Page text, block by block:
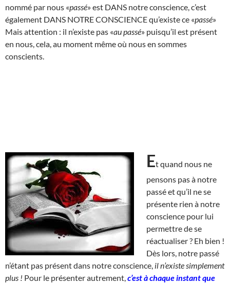
nommé par nous «passé» est DANS notre conscience, c’est
également DANS NOTRE CONSCIENCE qu’existe ce «passé»
Mais attention : il n’existe pas «au passé» puisqu’il est présent
en nous, cela, au moment même où nous en sommes
conscients.
Et quand nous ne
pensons pas à notre
passé et qu’il ne se
présente rien à notre
conscience pour lui
permettre de se
réactualiser ? Eh bien !
Dès lors, notre passé
n’étant pas présent dans notre conscience, il n’existe simplement
plus ! Pour le présenter autrement, c’est à chaque instant que